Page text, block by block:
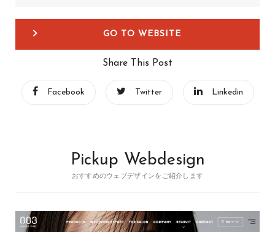
GO TO WEBSITE
Share This Post
Facebook Twitter Linkedin
Pickup Webdesign
おすすめのウェブデザインをご紹介します